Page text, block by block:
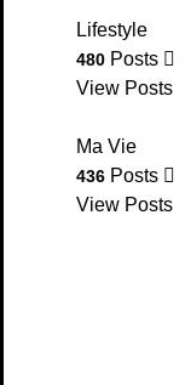
Lifestyle
480 Posts
View Posts
Ma Vie
436 Posts
View Posts